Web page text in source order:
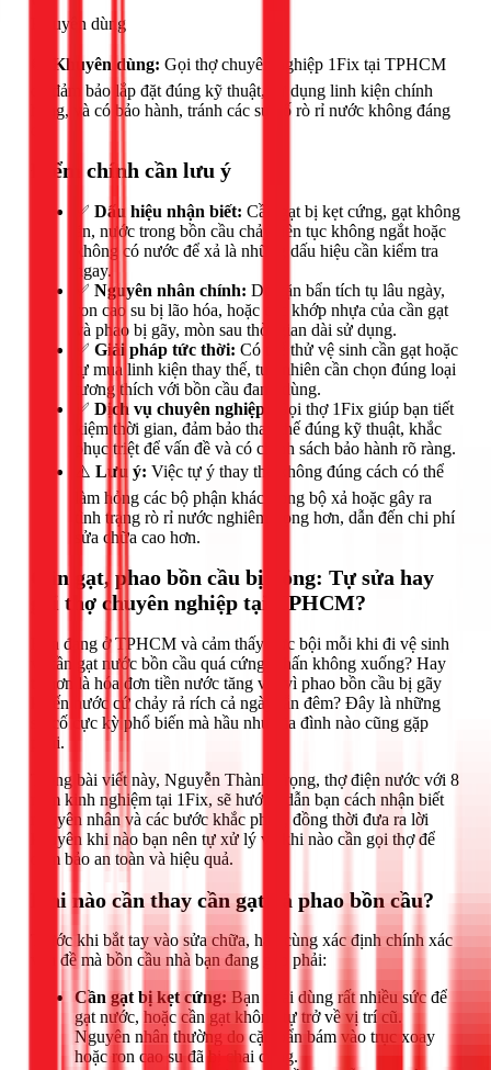
Khuyên dùng
Khuyên dùng: Gọi thợ chuyên nghiệp 1Fix tại TPHCM
để đảm bảo lắp đặt đúng kỹ thuật, sử dụng linh kiện chính
hãng, và có bảo hành, tránh các sự cố rò rỉ nước không đáng
Điểm chính cần lưu ý
✅ Dấu hiệu nhận biết: Cần gạt bị kẹt cứng, gạt không
ăn, nước trong bồn cầu chảy liên tục không ngắt hoặc
không có nước để xả là những dấu hiệu cần kiểm tra
ngay.
✅ Nguyên nhân chính: Do cặn bẩn tích tụ lâu ngày,
ron cao su bị lão hóa, hoặc các khớp nhựa của cần gạt
và phao bị gãy, mòn sau thời gian dài sử dụng.
✅ Giải pháp tức thời: Có thể thử vệ sinh cần gạt hoặc
tự mua linh kiện thay thế, tuy nhiên cần chọn đúng loại
tương thích với bồn cầu đang dùng.
✅ Dịch vụ chuyên nghiệp:
Gọi thợ 1Fix giúp bạn tiết
kiệm thời gian, đảm bảo thay thế đúng kỹ thuật, khắc
phục triệt để vấn đề và có chính sách bảo hành rõ ràng.
⚠️ Lưu ý: Việc tự ý thay thế không đúng cách có thể
làm hỏng các bộ phận khác trong bộ xả hoặc gây ra
tình trạng rò rỉ nước nghiêm trọng hơn, dẫn đến chi phí
sửa chữa cao hơn.
Cần gạt, phao bồn cầu bị hỏng: Tự sửa hay
gọi thợ chuyên nghiệp tại TPHCM?
Bạn đang ở TPHCM và cảm thấy bực bội mỗi khi đi vệ sinh
vì cần gạt nước bồn cầu quá cứng, nhấn không xuống? Hay
tệ hơn là hóa đơn tiền nước tăng vọt vì phao bồn cầu bị gãy
khiến nước cứ chảy rả rích cả ngày lẫn đêm? Đây là những
sự cố cực kỳ phổ biến mà hầu như gia đình nào cũng gặp
phải.
Trong bài viết này, Nguyễn Thành Trọng, thợ điện nước với 8
năm kinh nghiệm tại 1Fix, sẽ hướng dẫn bạn cách nhận biết
nguyên nhân và các bước khắc phục, đồng thời đưa ra lời
khuyên khi nào bạn nên tự xử lý và khi nào cần gọi thợ để
đảm bảo an toàn và hiệu quả.
Khi nào cần thay cần gạt và phao bồn cầu?
Trước khi bắt tay vào sửa chữa, hãy cùng xác định chính xác
vấn đề mà bồn cầu nhà bạn đang gặp phải:
Cần gạt bị kẹt cứng: Bạn phải dùng rất nhiều sức để
gạt nước, hoặc cần gạt không tự trở về vị trí cũ.
Nguyên nhân thường do cặn bẩn bám vào trục xoay
hoặc ron cao su đã bị chai cứng.